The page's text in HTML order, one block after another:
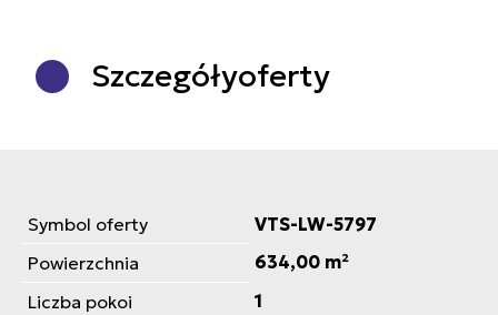
Szczegółyoferty
Symbol oferty
VTS-LW-5797
Powierzchnia
634,00 m²
Liczba pokoi
1